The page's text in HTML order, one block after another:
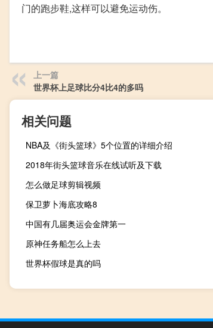
门的跑步鞋,这样可以避免运动伤。
上一篇
世界杯上足球比分4比4的多吗
相关问题
NBA及《街头篮球》5个位置的详细介绍
2018年街头篮球音乐在线试听及下载
怎么做足球剪辑视频
保卫萝卜海底攻略8
中国有几届奥运会金牌第一
原神任务船怎么上去
世界杯假球是真的吗